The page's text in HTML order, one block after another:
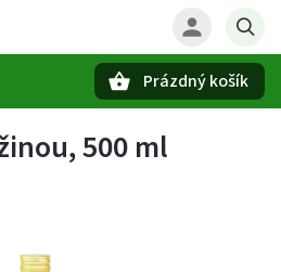
Prázdný košík
500 ml